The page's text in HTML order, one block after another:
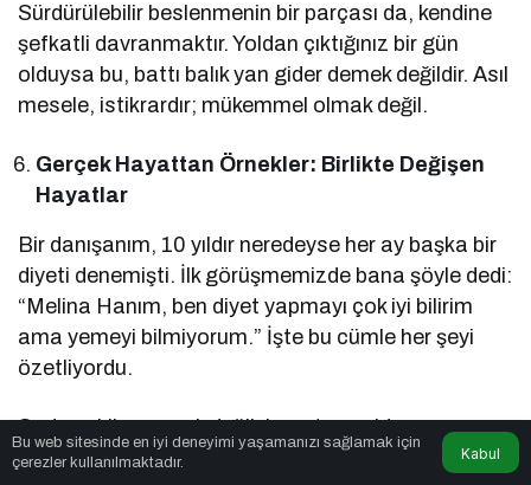
Sürdürülebilir beslenmenin bir parçası da, kendine
şefkatli davranmaktır. Yoldan çıktığınız bir gün
olduysa bu, battı balık yan gider demek değildir. Asıl
mesele, istikrardır; mükemmel olmak değil.
Gerçek Hayattan Örnekler: Birlikte Değişen
Hayatlar
Bir danışanım, 10 yıldır neredeyse her ay başka bir
diyeti denemişti. İlk görüşmemizde bana şöyle dedi:
“Melina Hanım, ben diyet yapmayı çok iyi bilirim
ama yemeyi bilmiyorum.” İşte bu cümle her şeyi
özetliyordu.
Sadece kilo vermek değil, hayata yeniden
başlamak istedik. Ona yemeği yeniden sevdirdik.
Bu web sitesinde en iyi deneyimi yaşamanızı sağlamak için
çerezler kullanılmaktadır.
Kabul